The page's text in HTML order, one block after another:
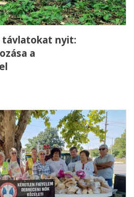
távlatokat nyit:
a